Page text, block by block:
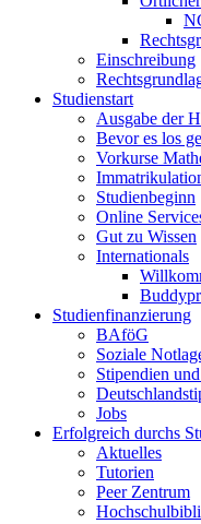
Einschreibung
Studienstart
Ausgabe der
Bevor es los
Vorkurse
Studienbeginn
Online
Gut zu Wissen
Internationals
Studienfinanzierung
BAföG
Soziale
Stipendien
Jobs
Erfolgreich durchs
Aktuelles
Tutorien
Peer Zentrum